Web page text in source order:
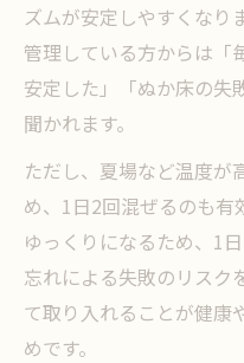
ズムが安定しやすくなり
管理している方からは「
安定した」「ぬか床の失
聞かれます。
ただし、夏場など温度が
め、1日2回混ぜるのも有
ゆっくりになるため、1
忘れによる失敗のリスク
て取り入れることが健康
めです。